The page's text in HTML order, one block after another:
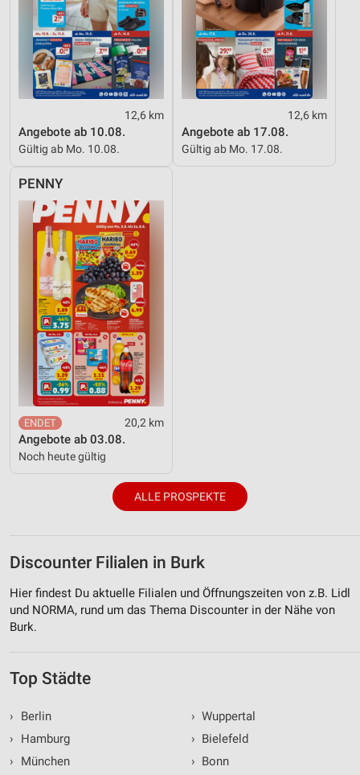
12,6 km
Angebote ab 10.08.
Gültig ab Mo. 10.08.
12,6 km
Angebote ab 17.08.
Gültig ab Mo. 17.08.
PENNY
20,2 km
Angebote ab 03.08.
Noch heute gültig
ALLE PROSPEKTE
Discounter Filialen in Burk
Hier findest Du aktuelle Filialen und Öffnungszeiten von z.B. Lidl
und NORMA, rund um das Thema Discounter in der Nähe von
Burk.
Top Städte
›
Berlin
›
Hamburg
›
München
› Wuppertal
› Bielefeld
› Bonn